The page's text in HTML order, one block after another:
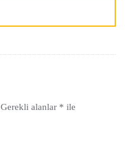
Gerekli alanlar * ile